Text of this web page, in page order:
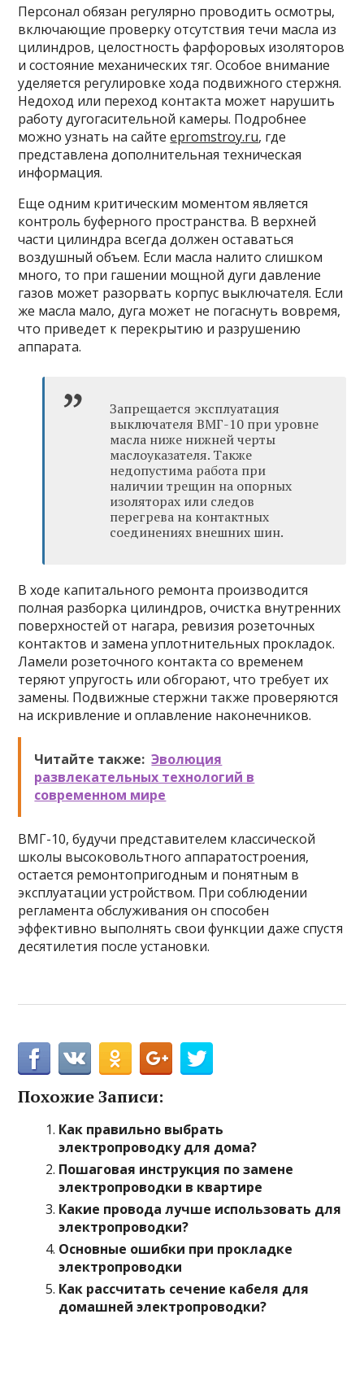
Персонал обязан регулярно проводить осмотры,
включающие проверку отсутствия течи масла из
цилиндров, целостность фарфоровых изоляторов
и состояние механических тяг. Особое внимание
уделяется регулировке хода подвижного стержня.
Недоход или переход контакта может нарушить
работу дугогасительной камеры. Подробнее
можно узнать на сайтеepromstroy.ru, где
представлена дополнительная техническая
информация.
Еще одним критическим моментом является
контроль буферного пространства. В верхней
части цилиндра всегда должен оставаться
воздушный объем. Если масла налито слишком
много, то при гашении мощной дуги давление
газов может разорвать корпус выключателя. Если
же масла мало, дуга может не погаснуть вовремя,
что приведет к перекрытию и разрушению
аппарата.
Запрещается эксплуатация
выключателя ВМГ-10 при уровне
масла ниже нижней черты
маслоуказателя. Также
недопустима работа при
наличии трещин на опорных
изоляторах или следов
перегрева на контактных
соединениях внешних шин.
В ходе капитального ремонта производится
полная разборка цилиндров, очистка внутренних
поверхностей от нагара, ревизия розеточных
контактов и замена уплотнительных прокладок.
Ламели розеточного контакта со временем
теряют упругость или обгорают, что требует их
замены. Подвижные стержни также проверяются
на искривление и оплавление наконечников.
Читайте также: Эволюция
развлекательных технологий в
современном мире
ВМГ-10, будучи представителем классической
школы высоковольтного аппаратостроения,
остается ремонтопригодным и понятным в
эксплуатации устройством. При соблюдении
регламента обслуживания он способен
эффективно выполнять свои функции даже спустя
десятилетия после установки.
Похожие Записи:
Как правильно выбрать
электропроводку для дома?
Пошаговая инструкция по замене
электропроводки в квартире
Какие провода лучше использовать для
электропроводки?
Основные ошибки при прокладке
электропроводки
Как рассчитать сечение кабеля для
домашней электропроводки?